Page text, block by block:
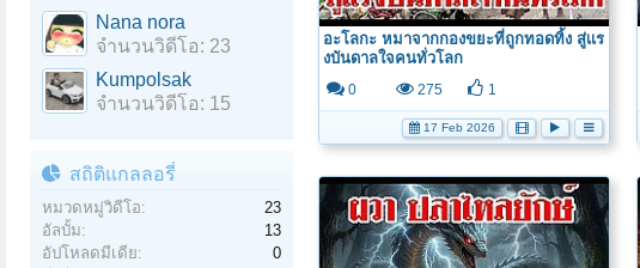
อะโลกะ หมาจากกองขยะที่ถูกทอดทิ้ง สู่เเร
งบันดาลใจคนทั่วโลก
0 275 1
17 Feb 2026
Nana nora
จำนวนวิดีโอ: 23
Kumpolsak
จำนวนวิดีโอ: 15
สถิติแกลลอรี่
หมวดหมู่วิดีโอ:
23
อัลบั้ม:
13
อัปโหลดมีเดีย:
0